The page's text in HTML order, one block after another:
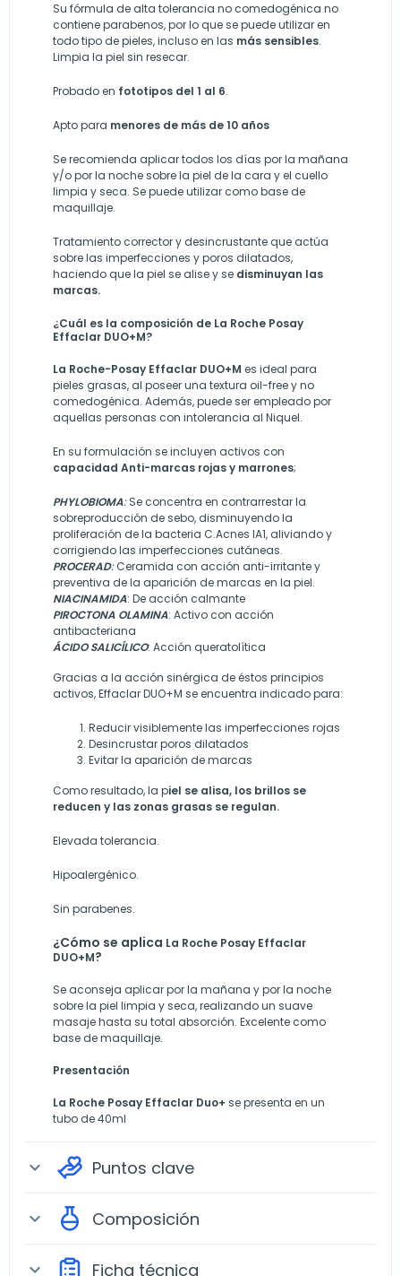
Su fórmula de alta tolerancia no comedogénica no
contiene parabenos, por lo que se puede utilizar en
todo tipo de pieles, incluso en las más sensibles.
Limpia la piel sin resecar.
Probado en fototipos del 1 al 6.
Apto para menores de más de 10 años
Se recomienda aplicar todos los días por la mañana
y/o por la noche sobre la piel de la cara y el cuello
limpia y seca. Se puede utilizar como base de
maquillaje.
Tratamiento corrector y desincrustante que actúa
sobre las imperfecciones y poros dilatados,
haciendo que la piel se alise y se disminuyan las
marcas.
¿Cuál es la composición de La Roche Posay
Effaclar DUO+M?
La Roche-Posay Effaclar DUO+M es ideal para
pieles grasas, al poseer una textura oil-free y no
comedogénica. Además, puede ser empleado por
aquellas personas con intolerancia al Niquel.
En su formulación se incluyen activos con
capacidad Anti-marcas rojas y marrones;
PHYLOBIOMA:Se concentra en contrarrestar la
sobreproducción de sebo, disminuyendo la
proliferación de la bacteria C.Acnes IA1, aliviando y
corrigiendo las imperfecciones cutáneas.
PROCERAD:Ceramida con acción anti-irritante y
preventiva de la aparición de marcas en la piel.
NIACINAMIDA: De acción calmante
PIROCTONA OLAMINA: Activo con acción
antibacteriana
ÁCIDO SALICÍLICO: Acción queratolítica
Gracias a la acción sinérgica de éstos principios
activos, Effaclar DUO+M se encuentra indicado para:
Reducir visiblemente las imperfecciones rojas
Desincrustar poros dilatados
Evitar la aparición de marcas
Como resultado, la piel se alisa, los brillos se
reducen y las zonas grasas se regulan.
Elevada tolerancia.
Hipoalergénico.
Sin parabenes.
¿Cómo se aplica La Roche Posay Effaclar
DUO+M?
Se aconseja aplicar por la mañana y por la noche
sobre la piel limpia y seca, realizando un suave
masaje hasta su total absorción. Excelente como
base de maquillaje.
Presentación
La Roche Posay Effaclar Duo+ se presenta en un
tubo de 40ml
expand_more Puntos clave
expand_more Composición
expand_more Ficha técnica